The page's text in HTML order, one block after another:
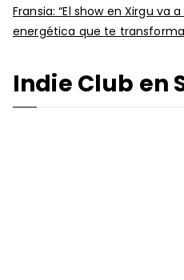
Fransia: “El show en Xirgu va
energética que te
Indie Club en